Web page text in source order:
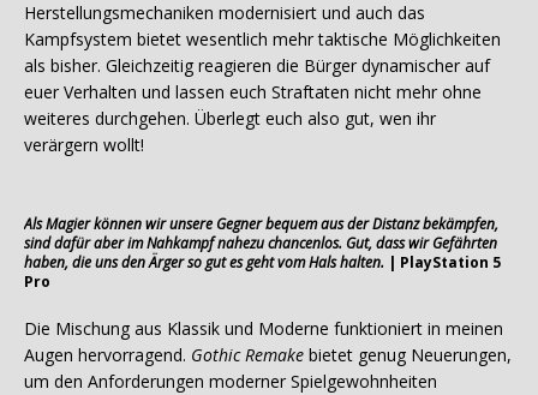
Herstellungsmechaniken modernisiert und auch das
Kampfsystem bietet wesentlich mehr taktische Möglichkeiten
als bisher. Gleichzeitig reagieren die Bürger dynamischer auf
euer Verhalten und lassen euch Straftaten nicht mehr ohne
weiteres durchgehen. Überlegt euch also gut, wen ihr
verärgern wollt!
Als Magier können wir unsere Gegner bequem aus der Distanz bekämpfen,
sind dafür aber im Nahkampf nahezu chancenlos. Gut, dass wir Gefährten
haben, die uns den Ärger so gut es geht vom Hals halten. | PlayStation 5
Pro
Die Mischung aus Klassik und Moderne funktioniert in meinen
Augen hervorragend. Gothic Remake bietet genug Neuerungen,
um den Anforderungen moderner Spielgewohnheiten